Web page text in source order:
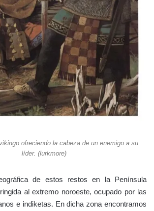
ofreciendo la cabeza de un enemigo a su
líder. (lurkmore)
de estos restos en la Península
al extremo noroeste, ocupado por las
e indiketas. En dicha zona encontramos